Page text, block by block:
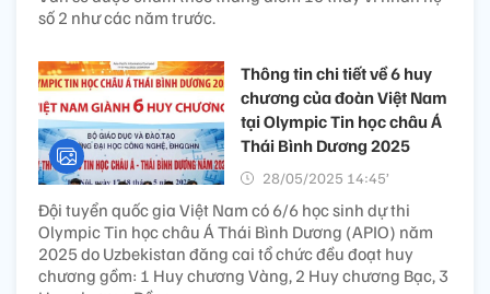
số 2 như các năm trước.
Thông tin chi tiết về 6 huy
chương của đoàn Việt Nam
tại Olympic Tin học châu Á
Thái Bình Dương 2025
28/05/2025 14:45’
Đội tuyển quốc gia Việt Nam có 6/6 học sinh dự thi
Olympic Tin học châu Á Thái Bình Dương (APIO) năm
2025 do Uzbekistan đăng cai tổ chức đều đoạt huy
chương gồm: 1 Huy chương Vàng, 2 Huy chương Bạc, 3